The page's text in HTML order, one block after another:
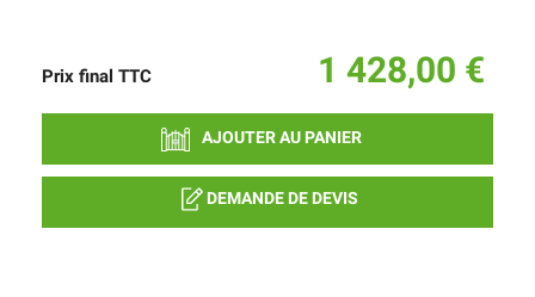
Prix final TTC 1 428,00 €
AJOUTER AU PANIER
DEMANDE DE DEVIS